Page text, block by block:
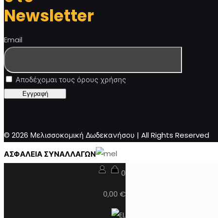
Newsletter
Email
Αποδέχομαι τους όρους χρήσης
© 2026 Μελισσοκομική Δωδεκανήσου | All Rights Reserved
ΑΣΦΑΛΕΙΑ ΣΥΝΑΛΛΑΓΩΝ
0
0,00 €